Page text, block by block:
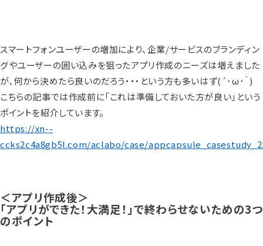
スマートフォンユーザーの増加により、企業/サービスのブランディン
グやユーザーの囲い込みを狙ったアプリ作成のニーズは増えました
が、何から決めたら良いのだろう・・・という方も多いはず(´･ω･｀)
こちらの記事では作成前に「これは準備しておいた方が良い」という
ポイントを紹介しています。
https://xn--
ccks2c4a8gb5l.com/aclabo/case/
＜アプリ作成後＞
「アプリができた！大満足！」で終わらせないための3つ
のポイント